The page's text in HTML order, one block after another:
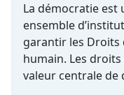
La démocratie est
ensemble
garantir les Droits
humain. Les droits
valeur centrale de